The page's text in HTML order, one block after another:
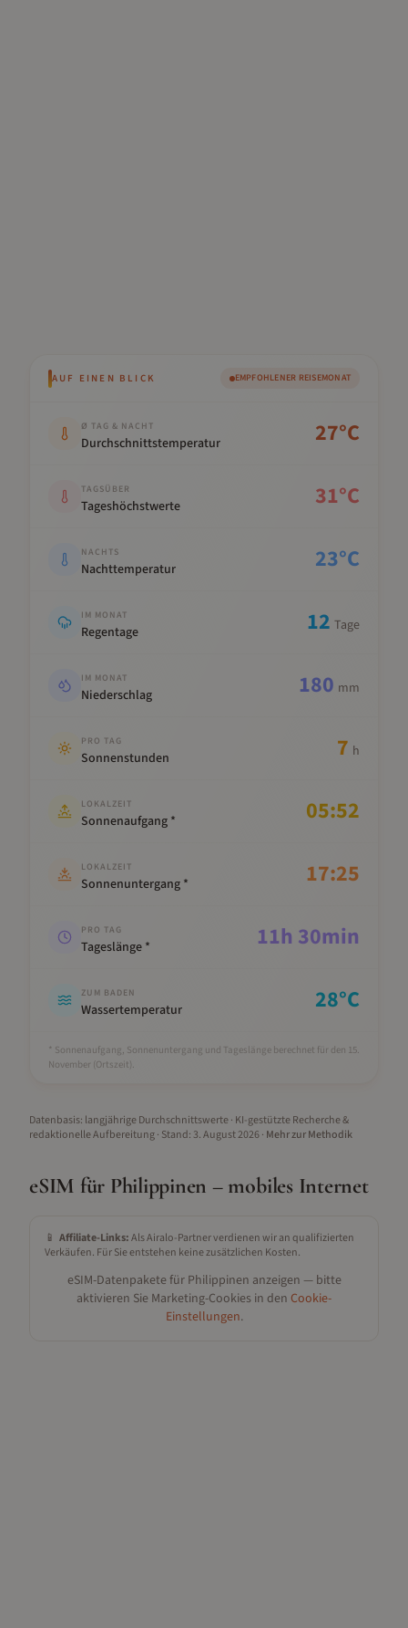
AUF EINEN BLICK EMPFOHLENER REISEMONAT
Ø TAG & NACHT
Durchschnittstemperatur 27°C
TAGSÜBER
Tageshöchstwerte 31°C
NACHTS
Nachttemperatur 23°C
IM MONAT
Regentage 12 Tage
IM MONAT
Niederschlag 180 mm
PRO TAG
Sonnenstunden 7 h
LOKALZEIT
Sonnenaufgang * 05:52
LOKALZEIT
Sonnenuntergang * 17:25
PRO TAG
Tageslänge * 11h 30min
ZUM BADEN
Wassertemperatur 28°C
* Sonnenaufgang, Sonnenuntergang und Tageslänge berechnet für den 15.
November (Ortszeit).
Datenbasis: langjährige Durchschnittswerte · KI-gestützte Recherche &
redaktionelle Aufbereitung· Stand: 3. August 2026· Mehr zur Methodik
eSIM für Philippinen – mobiles Internet
📱 Affiliate-Links:Als Airalo-Partner verdienen wir an qualifizierten
Verkäufen. Für Sie entstehen keine zusätzlichen Kosten.
eSIM-Datenpakete für Philippinen anzeigen — bitte
aktivieren Sie Marketing-Cookies in den Cookie-
Einstellungen.